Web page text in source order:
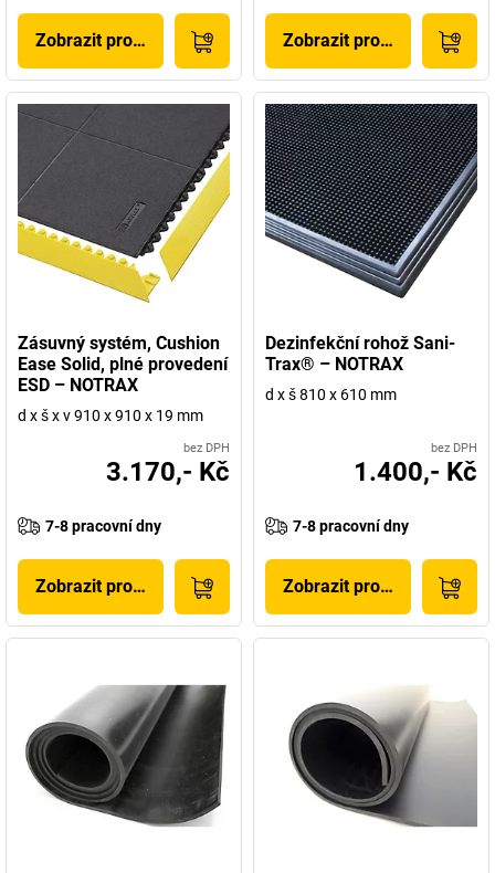
Zobrazit produkt Zobrazit produkt
Zásuvný systém, Cushion
Ease Solid, plné provedení
ESD – NOTRAX
d x š x v 910 x 910 x 19 mm
bez DPH
3.170,- Kč
7-8 pracovní dny
Zobrazit produkt
Dezinfekční rohož Sani-
Trax® – NOTRAX
d x š 810 x 610 mm
bez DPH
1.400,- Kč
7-8 pracovní dny
Zobrazit produkt